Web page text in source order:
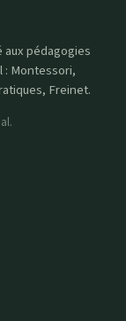
pédagogies
: Montessori,
Freinet.